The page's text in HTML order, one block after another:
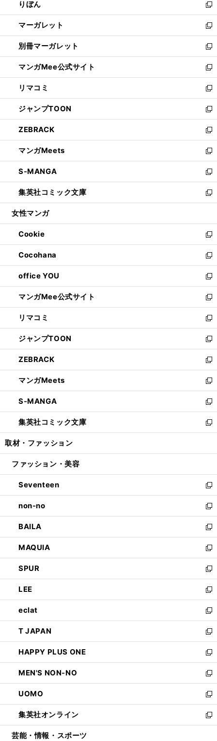
く
で
開
く
ド
ウ
で
開
く
ィ
ン
ド
ウ
で
開
く
りぼん
新
し
い
ウ
ィ
ン
ド
ウ
で
開
く
マーガレット
新
し
い
ウ
ィ
ン
ド
ウ
で
開
く
別冊マーガレット
新
し
い
ウ
ィ
ン
ド
ウ
で
開
く
マンガMee公式サイト
新
し
い
ウ
ィ
ン
ド
ウ
で
開
く
リマコミ
新
し
い
ウ
ィ
ン
ド
ウ
で
開
く
ジャンプTOON
新
し
い
ウ
ィ
ン
ド
ウ
で
開
ZEBRACK
新
し
い
ウ
ィ
ン
ド
ウ
開
く
マンガMeets
新
し
い
ウ
ィ
ン
ウ
で
開
く
S-MANGA
新
し
い
ウ
ン
ド
ウ
で
開
く
集英社コミック文庫
新
し
ウ
ィ
ン
ド
ウ
で
開
く
女性マンガ
Cookie
新
し
い
ウ
ィ
ン
ド
ウ
で
開
く
Cocohana
新
し
い
ウ
ィ
ン
ド
ウ
で
開
く
office YOU
新
し
い
ウ
ィ
ン
ド
ウ
で
開
く
マンガMee公式サイト
新
し
い
ウ
ィ
ン
ド
ウ
で
開
く
リマコミ
新
し
い
ウ
ィ
ン
ド
ウ
で
開
く
ジャンプTOON
新
し
い
ウ
ィ
ン
ド
ウ
で
開
ZEBRACK
新
し
い
ウ
ィ
ン
ド
ウ
開
マンガMeets
新
し
い
ウ
ィ
ン
ウ
開
く
S-MANGA
新
し
い
ウ
ン
ウ
で
開
く
集英社コミック文庫
新
し
ウ
ン
ド
ウ
で
開
く
取材・ファッション
ファッション・美容
Seventeen
新
し
い
ウ
ィ
ン
ド
ウ
で
開
く
non-no
新
し
い
ウ
ィ
ン
ド
ウ
で
開
く
BAILA
新
し
い
ウ
ィ
ン
ド
ウ
で
開
く
MAQUIA
新
し
い
ウ
ィ
ン
ド
ウ
で
開
く
SPUR
新
し
い
ウ
ィ
ン
ド
ウ
で
開
く
LEE
新
し
い
ウ
ィ
ン
ド
ウ
で
開
く
eclat
新
し
い
ウ
ィ
ン
ド
ウ
で
開
く
T JAPAN
新
し
い
ウ
ィ
ン
ド
ウ
で
開
HAPPY PLUS ONE
新
し
い
ウ
ィ
ン
ド
ウ
MEN'S NON-NO
新
し
い
ウ
ィ
ン
UOMO
新
し
い
ウ
集英社オンライン
新
し
芸能・情報・スポーツ